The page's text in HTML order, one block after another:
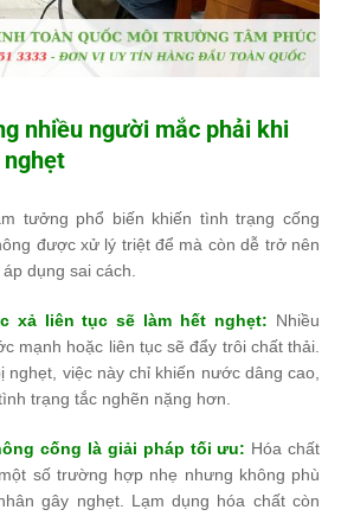
nhiều người mắc phải khi
tưởng phổ biến khiến tình trạng cống
được xử lý triệt để mà còn dễ trở nên
dụng sai cách.
xả liên tục sẽ làm hết nghẹt: Nhiều
mạnh hoặc liên tục sẽ đẩy trôi chất thải.
nghẹt, việc này chỉ khiến nước dâng cao,
trạng tắc nghẽn nặng hơn.
cống là giải pháp tối ưu: Hóa chất
số trường hợp nhẹ nhưng không phù
gây nghẹt. Lạm dụng hóa chất còn